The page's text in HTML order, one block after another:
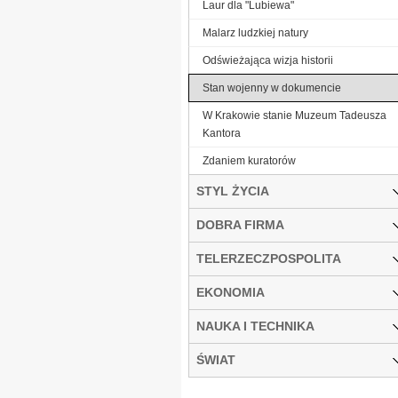
Laur dla "Lubiewa"
Malarz ludzkiej natury
Odświeżająca wizja historii
Stan wojenny w dokumencie
W Krakowie stanie Muzeum Tadeusza
Kantora
Zdaniem kuratorów
STYL ŻYCIA
DOBRA FIRMA
TELERZECZPOSPOLITA
EKONOMIA
NAUKA I TECHNIKA
ŚWIAT